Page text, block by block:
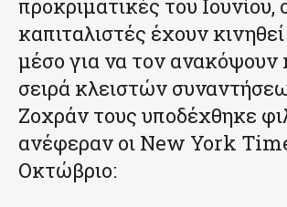
προκριματικές του Ιουνίου,
καπιταλιστές έχουν
μέσο για να τον ανακόψουν
σειρά κλειστών
Ζοχράν τους υποδέχθηκε
ανέφεραν οι New York
Οκτώβριο: